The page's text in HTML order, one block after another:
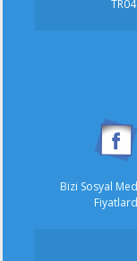
balayı villası
Bizi Sosyal